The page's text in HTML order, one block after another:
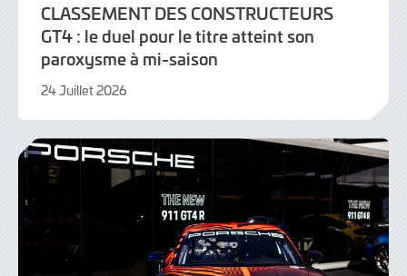
CLASSEMENT DES CONSTRUCTEURS
GT4 : le duel pour le titre atteint son
paroxysme à mi-saison
24 Juillet 2026
Juillet